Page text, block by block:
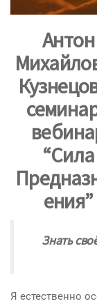
Антон
“Сила
ения”
Знать
Я естественно